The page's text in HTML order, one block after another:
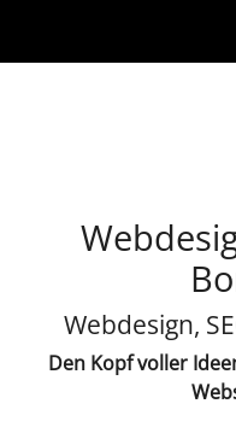
Webdesign,
Den Kopf voller